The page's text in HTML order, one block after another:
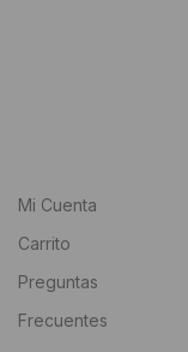
Mi Cuenta
Carrito
Preguntas
Frecuentes